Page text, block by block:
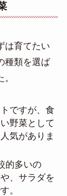
は育てたい
種類を選ば
ですが、食
野菜として
気がありま
的多いの
、サラダを
。